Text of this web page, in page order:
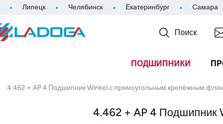
Липецк Челябинск Екатеринбург Самара
Поиск
ПОДШИПНИКИ
4.462 + AP 4 Подшипник Winkel с прямоугольным крепёжным
4.462 + AP 4 Подшипник